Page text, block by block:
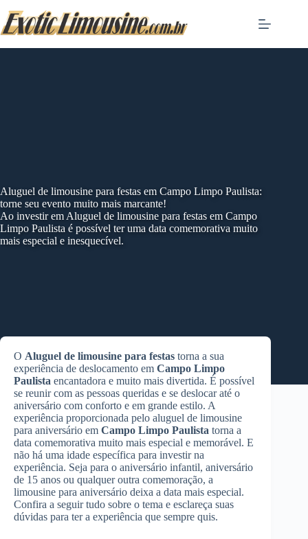
to
content
Aluguel de limousine para festas em Campo Limpo Paulista:
torne seu evento muito mais marcante!
Ao investir em Aluguel de limousine para festas em Campo
Limpo Paulista é possível ter uma data comemorativa muito
mais especial e inesquecível.
O Aluguel de limousine para festas torna a sua
experiência de deslocamento em Campo Limpo
Paulista encantadora e muito mais divertida. É possível
se reunir com as pessoas queridas e se deslocar até o
aniversário com conforto e em grande estilo. A
experiência proporcionada pelo aluguel de limousine
para aniversário em Campo Limpo Paulista torna a
data comemorativa muito mais especial e memorável. E
não há uma idade específica para investir na
experiência. Seja para o aniversário infantil, aniversário
de 15 anos ou qualquer outra comemoração, a
limousine para aniversário deixa a data mais especial.
Confira a seguir tudo sobre o tema e esclareça suas
dúvidas para ter a experiência que sempre quis.